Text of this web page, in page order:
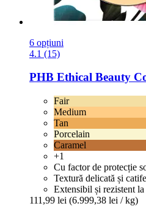
6 opțiuni
4.1 (15)
PHB Ethical Beauty
Fair
Medium
Tan
Porcelain
Caramel
+1
Cu factor de protecție
Textură delicată și
Extensibil și rezistent la
111,99 lei (6.999,38 lei / kg)